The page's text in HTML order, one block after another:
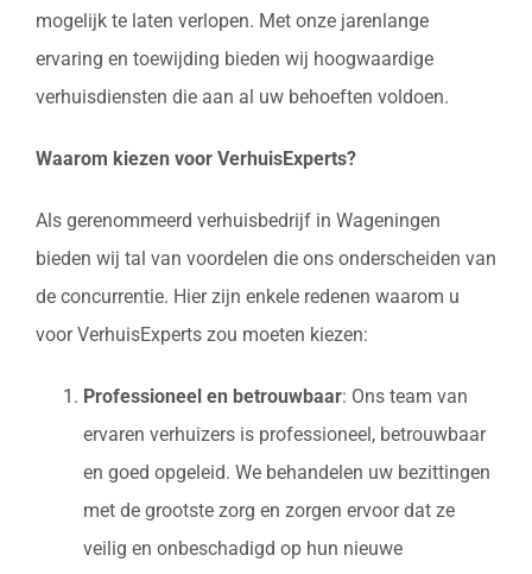
mogelijk te laten verlopen. Met onze jarenlange
ervaring en toewijding bieden wij hoogwaardige
verhuisdiensten die aan al uw behoeften voldoen.
Waarom kiezen voor VerhuisExperts?
Als gerenommeerd verhuisbedrijf in Wageningen
bieden wij tal van voordelen die ons onderscheiden van
de concurrentie. Hier zijn enkele redenen waarom u
voor VerhuisExperts zou moeten kiezen:
Professioneel en betrouwbaar: Ons team van
ervaren verhuizers is professioneel, betrouwbaar
en goed opgeleid. We behandelen uw bezittingen
met de grootste zorg en zorgen ervoor dat ze
veilig en onbeschadigd op hun nieuwe